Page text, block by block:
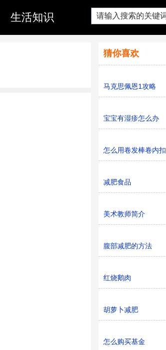
生活知识
猜你喜欢
马克思佩恩1攻略
宝宝有湿疹怎么办
怎么用卷发棒卷内扣
减肥食品
美术教师简介
腹部减肥的方法
红烧鹅肉
胡萝卜减肥
怎么购买基金